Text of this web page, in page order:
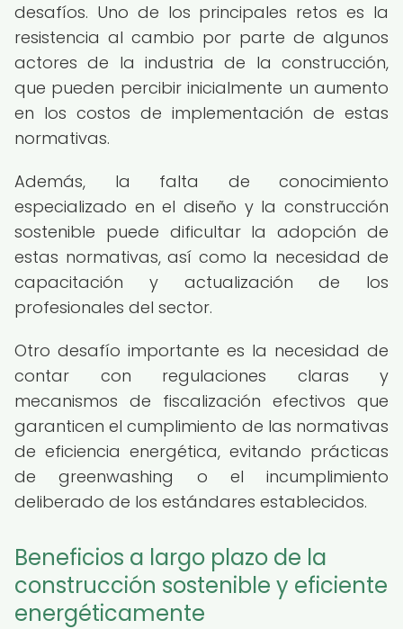
desafíos. Uno de los principales retos es la
resistencia al cambio por parte de algunos
actores de la industria de la construcción,
que pueden percibir inicialmente un aumento
en los costos de implementación de estas
normativas.
Además, la falta de conocimiento
especializado en el diseño y la construcción
sostenible puede dificultar la adopción de
estas normativas, así como la necesidad de
capacitación y actualización de los
profesionales del sector.
Otro desafío importante es la necesidad de
contar con regulaciones claras y
mecanismos de fiscalización efectivos que
garanticen el cumplimiento de las normativas
de eficiencia energética, evitando prácticas
de greenwashing o el incumplimiento
deliberado de los estándares establecidos.
Beneficios a largo plazo de la
construcción sostenible y eficiente
energéticamente